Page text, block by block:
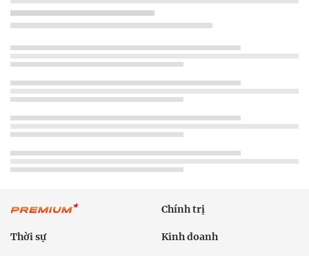
Chính trị
Thời sự Kinh doanh